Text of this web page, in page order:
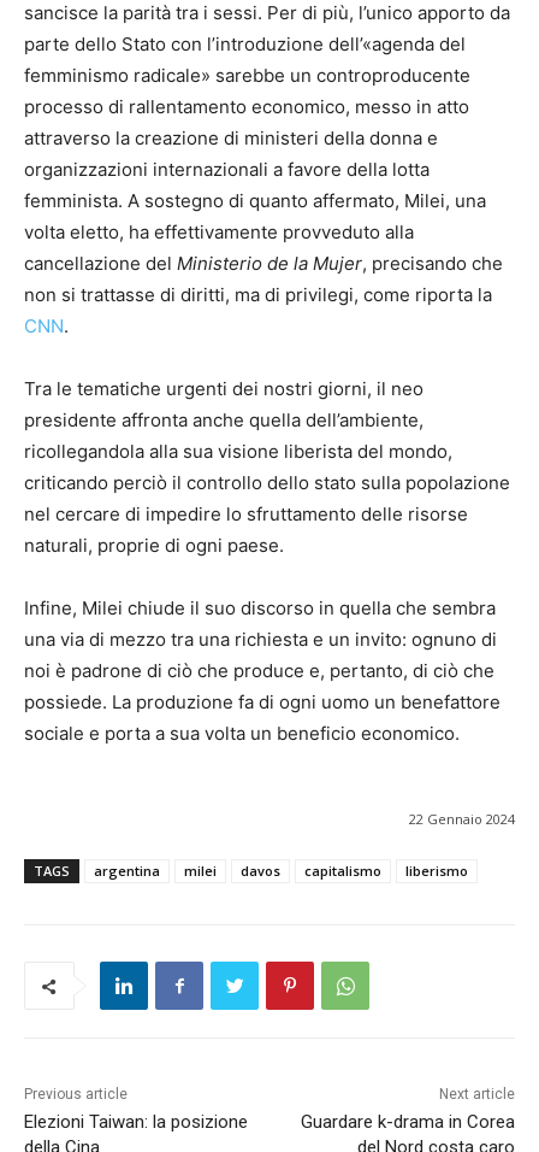
sancisce la parità tra i sessi. Per di più, l’unico apporto da
parte dello Stato con l’introduzione dell’«agenda del
femminismo radicale» sarebbe un controproducente
processo di rallentamento economico, messo in atto
attraverso la creazione di ministeri della donna e
organizzazioni internazionali a favore della lotta
femminista. A sostegno di quanto affermato, Milei, una
volta eletto, ha effettivamente provveduto alla
cancellazione del Ministerio de la Mujer, precisando che
non si trattasse di diritti, ma di privilegi, come riporta la
CNN.
Tra le tematiche urgenti dei nostri giorni, il neo
presidente affronta anche quella dell’ambiente,
ricollegandola alla sua visione liberista del mondo,
criticando perciò il controllo dello stato sulla popolazione
nel cercare di impedire lo sfruttamento delle risorse
naturali, proprie di ogni paese.
Infine, Milei chiude il suo discorso in quella che sembra
una via di mezzo tra una richiesta e un invito: ognuno di
noi è padrone di ciò che produce e, pertanto, di ciò che
possiede. La produzione fa di ogni uomo un benefattore
sociale e porta a sua volta un beneficio economico.
22 Gennaio 2024
TAGS argentina milei davos capitalismo liberismo
Previous article
Elezioni Taiwan: la posizione
Next article
Guardare k-drama in Corea